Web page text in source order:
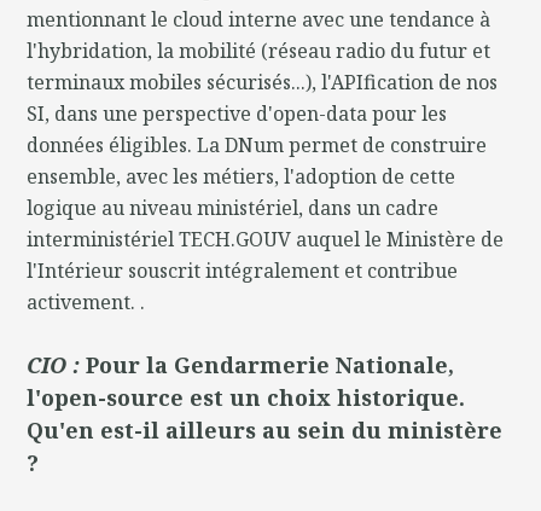
mentionnant le cloud interne avec une tendance à
l'hybridation, la mobilité (réseau radio du futur et
terminaux mobiles sécurisés...), l'APIfication de nos
SI, dans une perspective d'open-data pour les
données éligibles. La DNum permet de construire
ensemble, avec les métiers, l'adoption de cette
logique au niveau ministériel, dans un cadre
interministériel TECH.GOUV auquel le Ministère de
l'Intérieur souscrit intégralement et contribue
activement. .
CIO :Pour la Gendarmerie Nationale,
l'open-source est un choix historique.
Qu'en est-il ailleurs au sein du ministère
?